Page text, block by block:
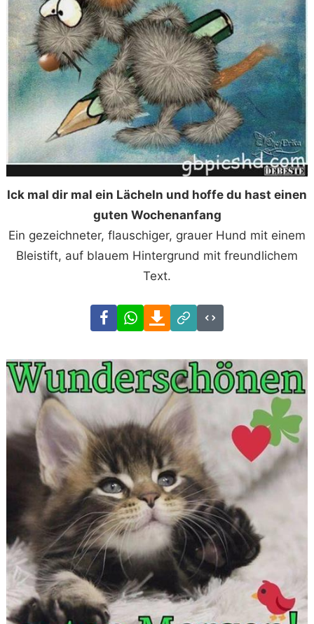
Ick mal dir mal ein Lächeln und hoffe du hast einen
guten Wochenanfang
Ein gezeichneter, flauschiger, grauer Hund mit einem
Bleistift, auf blauem Hintergrund mit freundlichem
Text.
FacebookWhatsAppDownload
Link
Code